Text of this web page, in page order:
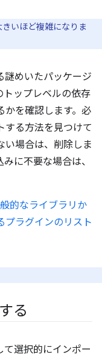
いほど複雑になりま
謎めいたパッケージ
トップレベルの依存
かを確認します。必
する方法を見つけて
い場合は、削除しま
に不要な場合は、
的なライブラリか
プラグインのリスト
る
て選択的にインポー